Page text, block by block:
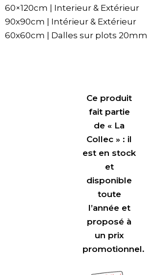
60×120cm | Interieur & Extérieur
90x90cm | Intérieur & Extérieur
60x60cm | Dalles sur plots 20mm
Ce produit
fait partie
de « La
Collec » : il
est en stock
et
disponible
toute
l’année et
proposé à
un prix
promotionnel.